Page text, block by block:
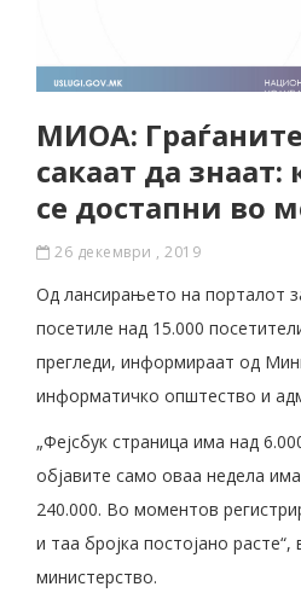
МИОА:
сакаат да знаат:
се достапни во
26 декември , 2019
Од лансирањето на порталот
посетиле над 15.000
прегледи, информираат од
информатичко општество и
„Фејсбук страница има над
објавите само оваа недела
240.000. Во моментов
и таа бројка постојано
министерство.